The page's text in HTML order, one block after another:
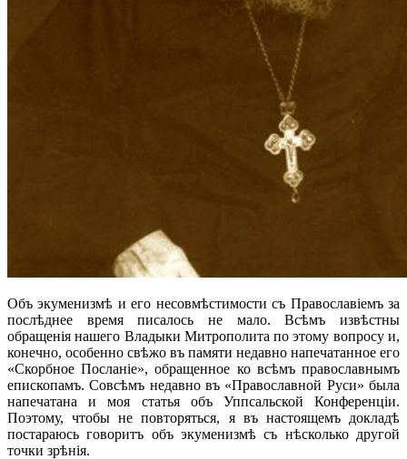
Объ экуменизмѣ и его несовмѣстимости съ Православіемъ за
послѣднее время писалось не мало. Всѣмъ извѣстны
обращенія нашего Владыки Митрополита по этому вопросу и,
конечно, особенно свѣжо въ памяти недавно напечатанное его
«Скорбное Посланіе», обращенное ко всѣмъ православнымъ
епископамъ. Совсѣмъ недавно въ «Православной Руси» была
напечатана и моя статья объ Уппсальской Конференціи.
Поэтому, чтобы не повторяться, я въ настоящемъ докладѣ
постараюсь говоритъ объ экуменизмѣ съ нѣсколько другой
точки зрѣнія.